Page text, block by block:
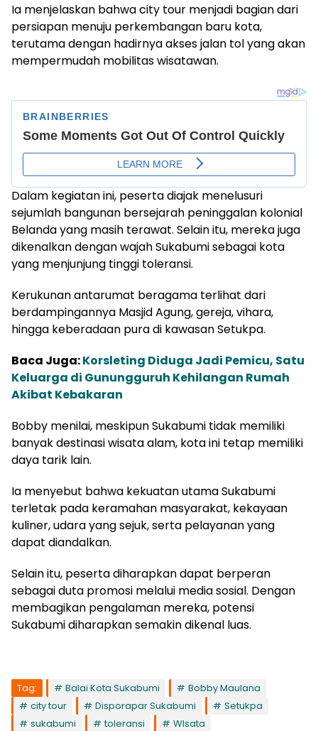
Ia menjelaskan bahwa city tour menjadi bagian dari
persiapan menuju perkembangan baru kota,
terutama dengan hadirnya akses jalan tol yang akan
mempermudah mobilitas wisatawan.
Dalam kegiatan ini, peserta diajak menelusuri
sejumlah bangunan bersejarah peninggalan kolonial
Belanda yang masih terawat. Selain itu, mereka juga
dikenalkan dengan wajah Sukabumi sebagai kota
yang menjunjung tinggi toleransi.
Kerukunan antarumat beragama terlihat dari
berdampingannya Masjid Agung, gereja, vihara,
hingga keberadaan pura di kawasan Setukpa.
Baca Juga:Korsleting Diduga Jadi Pemicu, Satu
Keluarga di Gunungguruh Kehilangan Rumah
Akibat Kebakaran
Bobby menilai, meskipun Sukabumi tidak memiliki
banyak destinasi wisata alam, kota ini tetap memiliki
daya tarik lain.
Ia menyebut bahwa kekuatan utama Sukabumi
terletak pada keramahan masyarakat, kekayaan
kuliner, udara yang sejuk, serta pelayanan yang
dapat diandalkan.
Selain itu, peserta diharapkan dapat berperan
sebagai duta promosi melalui media sosial. Dengan
membagikan pengalaman mereka, potensi
Sukabumi diharapkan semakin dikenal luas.
Tag: Balai Kota Sukabumi
Bobby Maulana
city tour
Disporapar Sukabumi
Setukpa
sukabumi
toleransi WIsata